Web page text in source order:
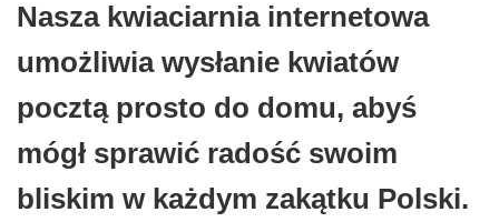
Nasza kwiaciarnia internetowa
umożliwia wysłanie kwiatów
pocztą prosto do domu, abyś
mógł sprawić radość swoim
bliskim w każdym zakątku Polski.